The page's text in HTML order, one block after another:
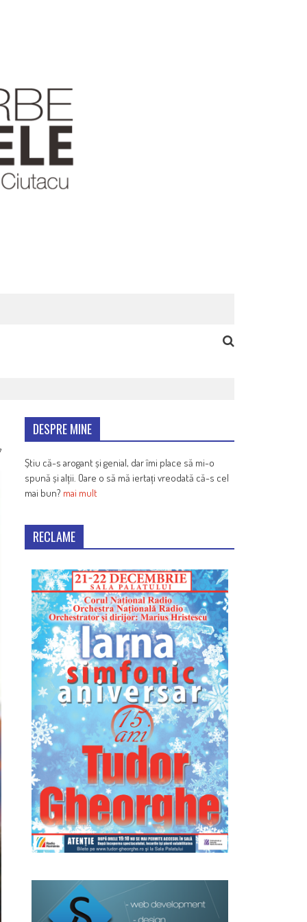
DESPRE MINE
Știu că-s arogant și genial, dar îmi place să mi-o
spună și alții. Oare o să mă iertați vreodată că-s cel
mai bun? mai mult
RECLAME